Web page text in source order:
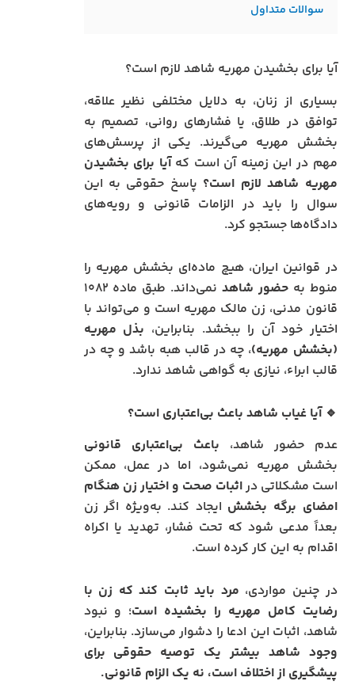
سوالات متداول
آیا برای بخشیدن مهریه شاهد لازم است؟
بسیاری از زنان، به دلایل مختلفی نظیر علاقه،
توافق در طلاق، یا فشارهای روانی، تصمیم به
بخشش مهریه می‌گیرند. یکی از پرسش‌های
مهم در این زمینه آن است کهآیا برای بخشیدن
مهریه شاهد لازم است؟ پاسخ حقوقی به این
سوال را باید در الزامات قانونی و رویه‌های
دادگاه‌ها جستجو کرد.
در قوانین ایران، هیچ ماده‌ای بخشش مهریه را
منوط بهحضور شاهد
نمی‌داند. طبق ماده ۱۰۸۲
قانون مدنی، زن مالک مهریه است و می‌تواند با
اختیار خود آن را ببخشد. بنابراین، بذل مهریه
(بخشش مهریه)، چه در قالب هبه باشد و چه در
قالب ابراء، نیازی به گواهی شاهد ندارد.
🔹 آیا غیاب شاهد باعث بی‌اعتباری است؟
عدم حضور شاهد، باعث بی‌اعتباری قانونی
بخشش مهریه نمی‌شود، اما در عمل، ممکن
است مشکلاتی دراثبات صحت و اختیار زن هنگام
امضای برگه بخشش ایجاد کند. به‌ویژه اگر زن
بعداً مدعی شود که تحت فشار، تهدید یا اکراه
اقدام به این کار کرده است.
در چنین مواردی، مرد باید ثابت کند که زن با
رضایت کامل مهریه را بخشیده است؛ و نبود
شاهد، اثبات این ادعا را دشوار می‌سازد. بنابراین،
وجود شاهد بیشتر یک توصیه حقوقی برای
پیشگیری از اختلاف است، نه یک الزام قانونی.